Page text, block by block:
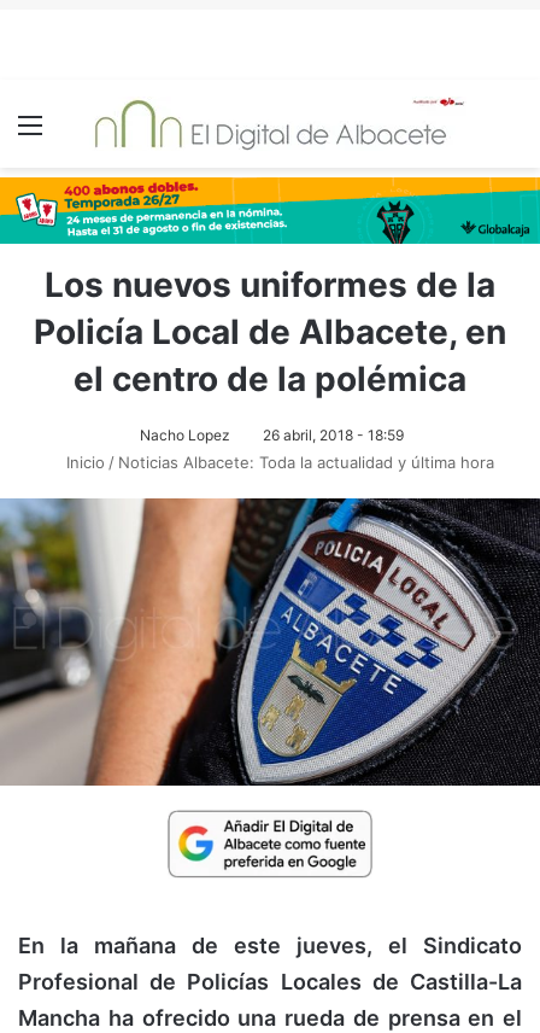
Los nuevos uniformes de la
Policía Local de Albacete, en
el centro de la polémica
Nacho Lopez 26 abril, 2018 - 18:59
Inicio / Noticias Albacete: Toda la actualidad y última hora
En la mañana de este jueves, el Sindicato
Profesional de Policías Locales de Castilla-La
Mancha ha ofrecido una rueda de prensa en el